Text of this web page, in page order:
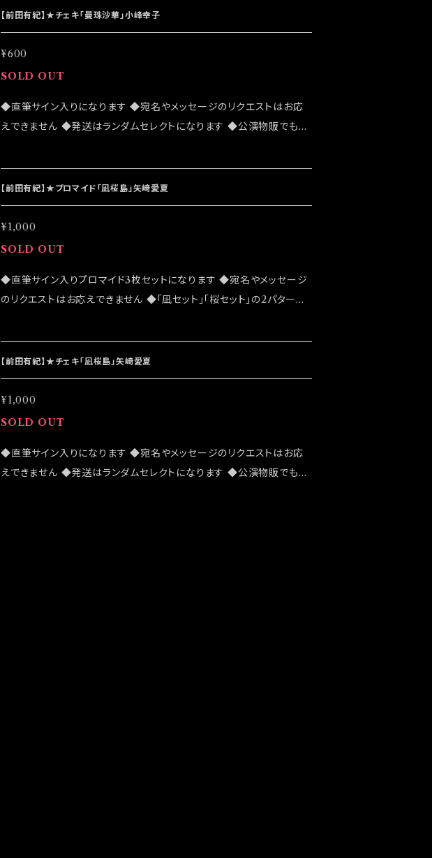
イベント「大感謝祭」後になります
【前田有紀】★チェキ「曼珠沙華」小峰幸子
¥600
SOLD OUT
◆直筆サイン入りになります ◆宛名やメッセージのリクエストはお応
えできません ◆発送はランダムセレクトになります ◆公演物販でも販
客様はこちらのオンラインショップでのご注文をお願い致します ◆発送
は 2022/07/24イベント「大感謝祭」後になります
【前田有紀】★プロマイド「凪桜島」矢崎愛夏
¥1,000
SOLD OUT
◆直筆サイン入りプロマイド3枚セットになります ◆宛名やメッセージ
のリクエストはお応えできません ◆「凪セット」「桜セット」の2パターン
ざいます ◆確実にお手にしたいお客様はこちらのオンラインショップで
のご注文をお願い致します ◆発送は 2022/03/20イベント「大感謝
祭」後になります
【前田有紀】★チェキ「凪桜島」矢崎愛夏
¥1,000
SOLD OUT
◆直筆サイン入りになります ◆宛名やメッセージのリクエストはお応
えできません ◆発送はランダムセレクトになります ◆公演物販でも販